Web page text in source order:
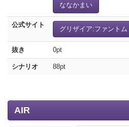
ななかまい
公式サイト
グリザイア:ファント
抜き 0pt
シナリオ 88pt
AIR